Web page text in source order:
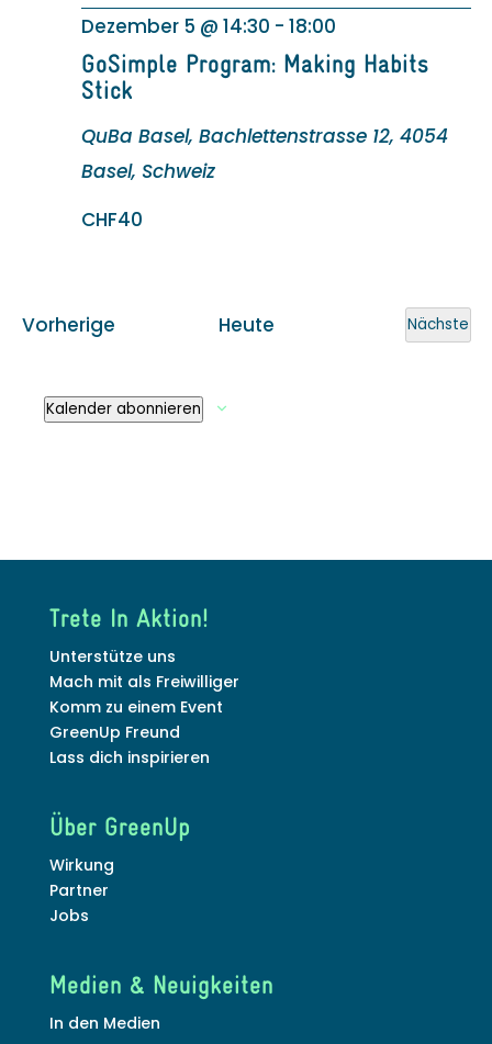
GoSimple Program: Making Habits
Stick
Dezember 5 @ 14:30 - 18:00
QuBa Basel, Bachlettenstrasse 12, 4054
Basel, Schweiz
CHF40
VorherigeVeranstaltungen
Heute
Nächste
Kalender abonnieren
Trete In Aktion!
Unterstütze uns
Mach mit als Freiwilliger
Komm zu einem Event
GreenUp Freund
Lass dich inspirieren
Über GreenUp
Wirkung
Partner
Jobs
Medien & Neuigkeiten
In den Medien